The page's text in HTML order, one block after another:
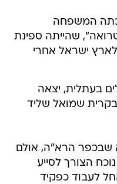
המלחמה, ב-1945, זכתה המשפחה
שהייתה ספינת
ישראל אחרי
בעתלית, יצאה
שמואל שליד
שבכפר הרא"ה, אולם
הצורך לסייע
לעבוד כפקיד